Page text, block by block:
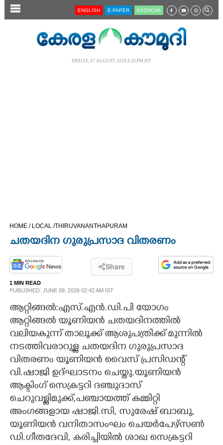
SECTIONS
OPINION
PHOTOS
LIFESTYLE
SPIRITUAL
INFO+
ASTRO
ENGLISH E-PAPER KĀZHCHA
FRIDAY, 07 AUGUST 2026 8.30 PM IST
HOME / LOCAL /THIRUVANANTHAPURAM
ചതയദിന ഗുരുപ്രസാദ വിതരണം
Share
1 MIN READ
PUBLISHED: JUNE 09, 2026 02:42 AM IST
ആറ്റിങ്ങൽ:എസ്.എൻ.ഡി.പി യോഗം
ആറ്റിങ്ങൽ യൂണിയൻ ചതയദിനത്തിൽ
വലിയകുന്ന് താലൂക്ക് ആശുപത്രിക്ക് മുന്നിൽ
നടത്തിവരാറുള്ള ചതയദിന ഗുരുപ്രസാദ
വിതരണം യൂണിയൻ വൈസ് പ്രസിഡന്റ്
വി.ഷാജി ഉദ്ഘാടനം ചെയ്തു.യൂണിയൻ
ആക്ടിംഗ് സെക്രട്ടറി ദഞ്ചുദാസ്
ചെറുവള്ളിമുക്ക്,പഞ്ചായത്ത് കമ്മിറ്റി
അംഗങ്ങളായ ഷാജി.സി, സുരേഷ് ബാബു,
യൂണിയൻ വനിതാസംഘം ചെയർപേഴ്സൺ
ഡി.ഗീതദേവി, കരിച്ചിയിൽ ശാഖ സെക്രട്ടറി